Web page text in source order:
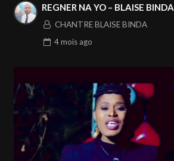
REGNER NA YO – BLAISE BINDA
CHANTRE BLAISE BINDA
4 mois ago